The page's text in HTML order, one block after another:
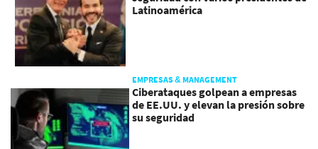
Latinoamérica
EMPRESAS & MANAGEMENT
Ciberataques golpean a empresas
de EE.UU. y elevan la presión sobre
su seguridad